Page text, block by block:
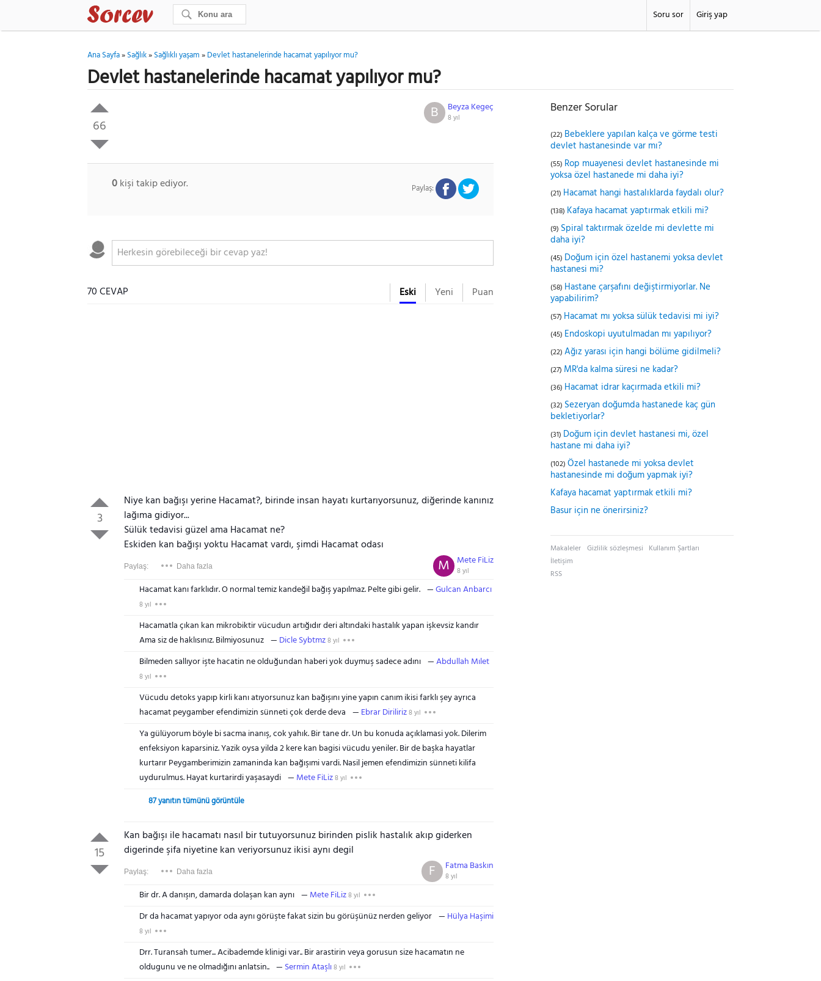
Giriş yap
Soru sor
Ana Sayfa»Sağlık»Sağlıklı yaşam»Devlet hastanelerinde hacamat yapılıyor mu?
Devlet hastanelerinde hacamat yapılıyor mu?
66
Beyza Kegeç
8 yıl
B
0kişi takip ediyor. Paylaş:
70 CEVAP Eski Yeni Puan
3
Niye kan bağışı yerine Hacamat?, birinde insan hayatı kurtarıyorsunuz, diğerinde kanınız
lağıma gidiyor...
Sülük tedavisi güzel ama Hacamat ne?
Eskiden kan bağışı yoktu Hacamat vardı, şimdi Hacamat odası
Paylaş: Daha fazla Mete FiLiz
8 yıl
M
Hacamat kanı farklıdır. O normal temiz kandeğil bağış yapılmaz. Pelte gibi gelir. Gulcan Anbarcı
8 yıl
Hacamatla çıkan kan mikrobiktir vücudun artığıdır deri altındaki hastalık yapan işkevsiz kandır
Ama siz de haklısınız. Bilmiyosunuz
Dicle Sybtmz8 yıl
Bilmeden sallıyor işte hacatin ne olduğundan haberi yok duymuş sadece adını Abdullah Mılet
8 yıl
Vücudu detoks yapıp kirli kanı atıyorsunuz kan bağışını yine yapın canım ikisi farklı şey ayrıca
hacamat peygamber efendimizin sünneti çok derde deva
Ebrar Diriliriz8 yıl
Ya gülüyorum böyle bi sacma inanış, cok yahık. Bir tane dr. Un bu konuda açıklamasi yok. Dilerim
enfeksiyon kaparsiniz. Yazik oysa yilda 2 kere kan bagisi vücudu yeniler. Bir de başka hayatlar
kurtarır Peygamberimizin zamaninda kan bağışımi vardi. Nasil jemen efendimizin sünneti kilifa
uydurulmus. Hayat kurtarirdi yaşasaydi
Mete FiLiz8 yıl
87 yanıtın tümünü görüntüle
15
Kan bağışı ile hacamatı nasıl bir tutuyorsunuz birinden pislik hastalık akıp giderken
digerinde şifa niyetine kan veriyorsunuz ikisi aynı degil
Paylaş: Daha fazla Fatma Baskın
8 yıl
F
Bir dr. A danışın, damarda dolaşan kan aynı Mete FiLiz8 yıl
Dr da hacamat yapıyor oda aynı görüşte fakat sizin bu görüşünüz nerden geliyor Hülya Haşimi
8 yıl
Drr. Turansah tumer... Acibademde klinigi var.. Bir arastirin veya gorusun size hacamatın ne
oldugunu ve ne olmadığını anlatsin..
Sermin Ataşlı8 yıl
Benzer Sorular
(22) Bebeklere yapılan kalça ve görme testi
devlet hastanesinde var mı?
(55) Rop muayenesi devlet hastanesinde mi
yoksa özel hastanede mi daha iyi?
(21) Hacamat hangi hastalıklarda faydalı olur?
(138) Kafaya hacamat yaptırmak etkili mi?
(9) Spiral taktırmak özelde mi devlette mi
daha iyi?
(45) Doğum için özel hastanemi yoksa devlet
hastanesi mi?
(58) Hastane çarşafını değiştirmiyorlar. Ne
yapabilirim?
(57) Hacamat mı yoksa sülük tedavisi mi iyi?
(45) Endoskopi uyutulmadan mı yapılıyor?
(22) Ağız yarası için hangi bölüme gidilmeli?
(27) MR'da kalma süresi ne kadar?
(36) Hacamat idrar kaçırmada etkili mi?
(32) Sezeryan doğumda hastanede kaç gün
bekletiyorlar?
(31) Doğum için devlet hastanesi mi, özel
hastane mi daha iyi?
(102) Özel hastanede mi yoksa devlet
hastanesinde mi doğum yapmak iyi?
Kafaya hacamat yaptırmak etkili mi?
Basur için ne önerirsiniz?
Makaleler Gizlilik sözleşmesi Kullanım Şartları
İletişim
RSS